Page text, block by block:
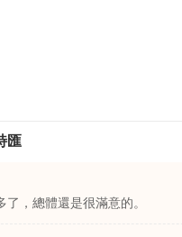
匯
了，總體還是很滿意的。